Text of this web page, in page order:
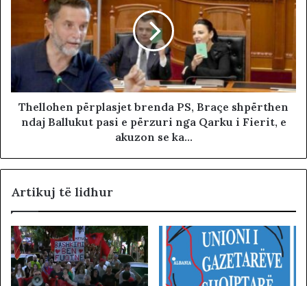
Thellohen përplasjet brenda PS, Braçe shpërthen
ndaj Ballukut pasi e përzuri nga Qarku i Fierit, e
akuzon se ka…
Artikuj të lidhur